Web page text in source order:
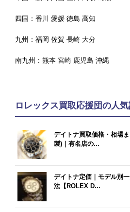
四国：香川 愛媛 徳島 高知
九州：福岡 佐賀 長崎 大分
南九州：熊本 宮崎 鹿児島 沖縄
ロレックス買取応援団の人
デイトナ買取価格・相場
製)｜有名店の...
デイトナ定価｜モデル別
法【ROLEX D...